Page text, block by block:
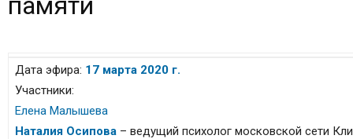
Дата эфира: 17 марта 2020 г.
Участники:
Елена Малышева
Наталия Осипова – ведущий психолог московской сети